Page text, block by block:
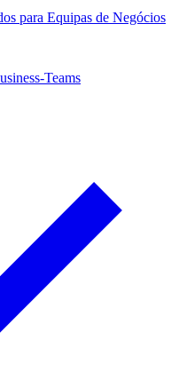
para Equipas de Negócios
Teams